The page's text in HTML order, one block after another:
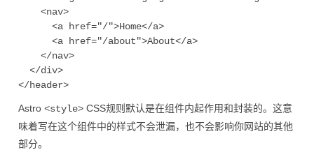
    <nav>
      <a href="/">Home</a>
      <a href="/about">About</a>
    </nav>
  </div>
Astro <style> CSS规则默认是在组件内起作用和封装的。这意
味着写在这个组件中的样式不会泄漏，也不会影响你网站的其他
部分。